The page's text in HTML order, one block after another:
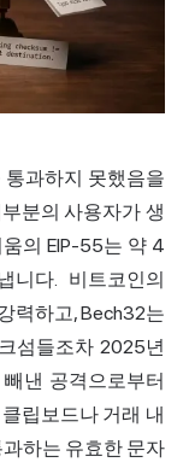
과하지 못했음을
분의 사용자가 생
의 EIP-55는 약 4
다. 비트코인의
력하고, Bech32는
섬들조차 2025년
낸 공격으로부터
립보드나 거래 내
하는 유효한 문자